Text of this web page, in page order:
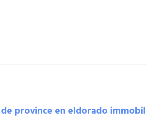
province en eldorado